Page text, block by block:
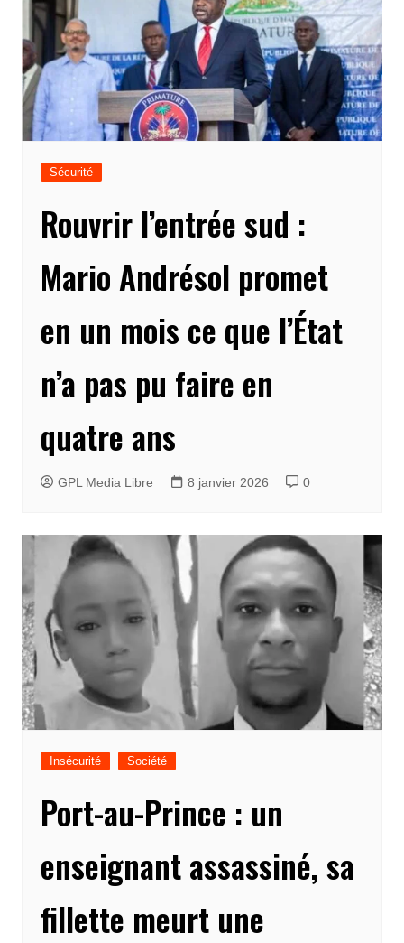
Sécurité
Rouvrir l’entrée sud :
Mario Andrésol promet
en un mois ce que l’État
n’a pas pu faire en
quatre ans
GPL Media Libre 8 janvier 2026 0
Insécurité Société
Port-au-Prince : un
enseignant assassiné, sa
fillette meurt une